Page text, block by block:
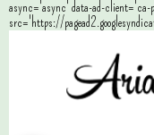
async='async' data-ad-
src='https://